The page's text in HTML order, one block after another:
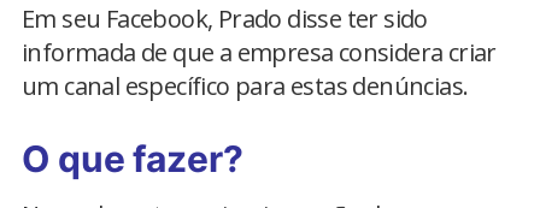
Em seu Facebook, Prado disse ter sido
informada de que a empresa considera criar
um canal específico para estas denúncias.
O que fazer?